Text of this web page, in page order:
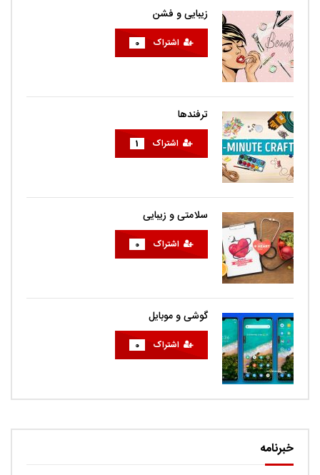
زیبایی و فشن
اشتراک 0
ترفندها
اشتراک 1
سلامتی و زیبایی
اشتراک 0
گوشی و موبایل
اشتراک 0
خبرنامه